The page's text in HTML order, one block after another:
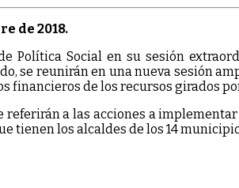
de 2018.
Política Social en su sesión
se reunirán en una nueva sesión
financieros de los recursos girados
referirán a las acciones a
tienen los alcaldes de los 14